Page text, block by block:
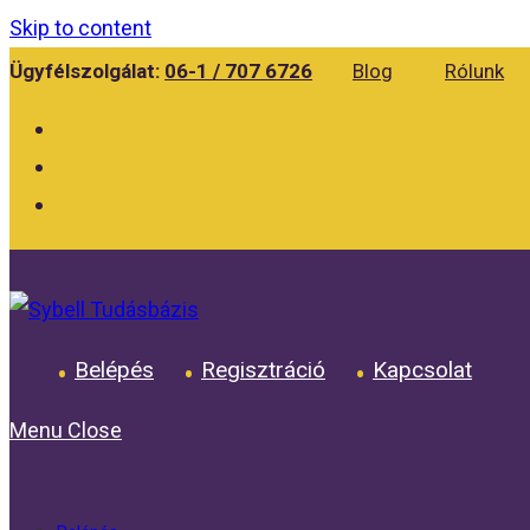
Skip to content
Ügyfélszolgálat: 06-1 / 707 6726 Blog Rólunk
Belépés Regisztráció Kapcsolat
Menu Close